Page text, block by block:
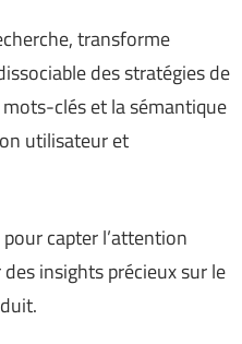
transforme
des stratégies de
clés et la sémantique
utilisateur et
capter l’attention
insights précieux sur le